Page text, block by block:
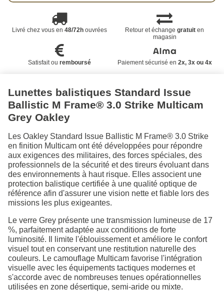
Livré chez vous en 48/72houvrées Retour et échangegratuit en
magasin
Satisfait ou remboursé Paiement sécurisé en 2x, 3x ou 4x
Lunettes balistiques Standard Issue
Ballistic M Frame® 3.0 Strike Multicam
Grey Oakley
Les Oakley Standard Issue Ballistic M Frame® 3.0 Strike
en finition Multicam ont été développées pour répondre
aux exigences des militaires, des forces spéciales, des
professionnels de la sécurité et des tireurs évoluant dans
des environnements à haut risque. Elles associent une
protection balistique certifiée à une qualité optique de
référence afin d'assurer une vision nette et fiable lors des
missions les plus exigeantes.
Le verre Grey présente une transmission lumineuse de 17
%, parfaitement adaptée aux conditions de forte
luminosité. Il limite l'éblouissement et améliore le confort
visuel tout en conservant une restitution naturelle des
couleurs. Le camouflage Multicam favorise l'intégration
visuelle avec les équipements tactiques modernes et
s'accorde avec de nombreuses tenues opérationnelles
utilisées en zone désertique, semi-aride ou mixte.